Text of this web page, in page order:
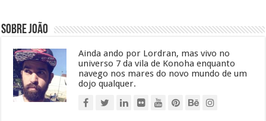
Sobre João
Ainda ando por Lordran, mas vivo no
universo 7 da vila de Konoha enquanto
navego nos mares do novo mundo de um
dojo qualquer.